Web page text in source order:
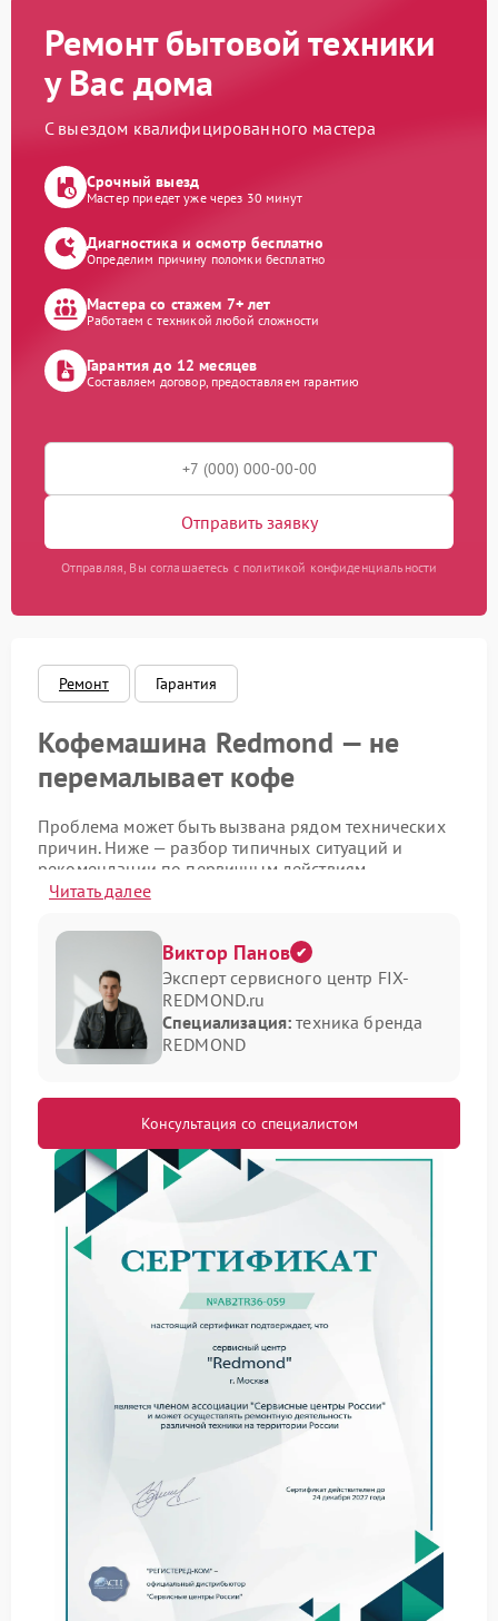
Ремонт бытовой техники
у Вас дома
С выездом квалифицированного мастера
Срочный выезд
Мастер приедет уже через 30 минут
Диагностика и осмотр бесплатно
Определим причину поломки бесплатно
Мастера со стажем 7+ лет
Работаем с техникой любой сложности
Гарантия до 12 месяцев
Составляем договор, предоставляем гарантию
Отправить заявку
Отправляя, Вы соглашаетесь с политикой конфиденциальности
Ремонт Гарантия
Кофемашина Redmond — не
перемалывает кофе
Проблема может быть вызвана рядом технических
причин. Ниже — разбор типичных ситуаций и
рекомендации по первичным действиям.
неисправности
Чтобы понять, почему кофемашина Redmond не
выполняет помол, стоит рассмотреть несколько
распространенных сценариев:
или посторонними предметами;
износ жерновов из‑за длительной эксплуатации;
слишком мелкий помол, создающий перегрузку);
проблемы с электродвигателем или платой
управления;
использование слишком маслянистых сортов
кофе, приводящее к налипанию на жернова.
Что можно сделать
самостоятельно
Прежде чем обращаться в сервис Redmond,
попробуйте выполнить ряд простых шагов:
отключите устройство от электросети;
заполнен и в нем нет посторонних предметов;
осмотрите жернова на предмет загрязнений или
застрявших частиц;
более крупный размер;
если возможно, аккуратно очистите механизм от
кофейной пыли.
Читать далее
Виктор Панов
Эксперт сервисного центр FIX-
REDMOND.ru
Специализация: техника бренда
REDMOND
Консультация со специалистом